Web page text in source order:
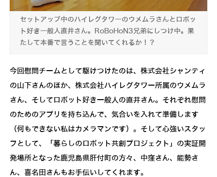
セットアップ中のハイレグタワーのウメムラさんとロボッ
ト好き一般人直井さん。RoBoHoN3兄弟にしつけ中。果
たして本番で言うことを聞いてくれるか！？
今回慰問チームとして駆けつけたのは、株式会社シャンティ
の山下さんのほか、株式会社ハイレグタワー所属のウメムラ
さん、そしてロボット好き一般人の直井さん。それぞれ慰問
のためのアプリを持ち込んで、気合いを入れて準備します
（何もできない私はカメラマンです）。そして心強いスタッ
フとして、「暮らしのロボット共創プロジェクト」の実証開
発場所となった鹿児島県肝付町の方々、中窪さん、能勢さ
ん、喜名田さんもお手伝いしてくれます。